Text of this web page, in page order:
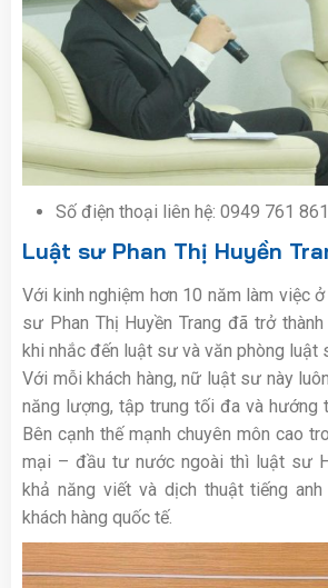
Số điện thoại liên hệ: 0949 761 861
Luật sư Phan Thị Huyền
Với kinh nghiệm hơn 10 năm làm việc
sư Phan Thị Huyền Trang đã trở
khi nhắc đến luật sư và văn phòng luật
Với mỗi khách hàng, nữ luật sư này
năng lượng, tập trung tối đa và hướng
Bên cạnh thế mạnh chuyên môn cao
mại – đầu tư nước ngoài thì luật sư
khả năng viết và dịch thuật tiếng
khách hàng quốc tế.